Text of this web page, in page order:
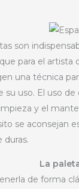
son
para el artista
una técnica
su uso. El uso
y el
se aconsejan
La
de forma